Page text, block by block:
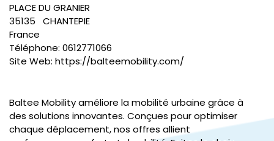
PLACE DU GRANIER
35135
CHANTEPIE
France
Téléphone: 0612771066
Site Web: https://balteemobility.com/
Baltee Mobility améliore la mobilité urbaine grâce à
des solutions innovantes. Conçues pour optimiser
chaque déplacement, nos offres allient